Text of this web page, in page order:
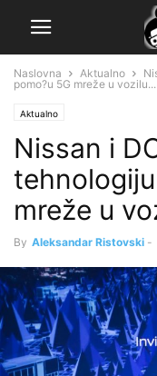
Naslovna Aktualno
pomo?u 5G mreže u vozilu...
Aktualno
Nissan i
mreže u
By Aleksandar Ristovski -